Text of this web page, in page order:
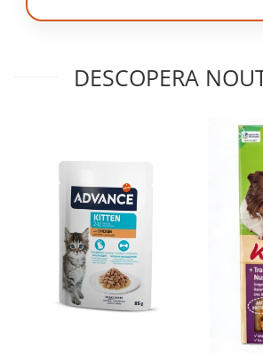
DESCOPERA